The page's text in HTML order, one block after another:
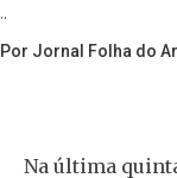
..
Por Jornal Folha do
Na última